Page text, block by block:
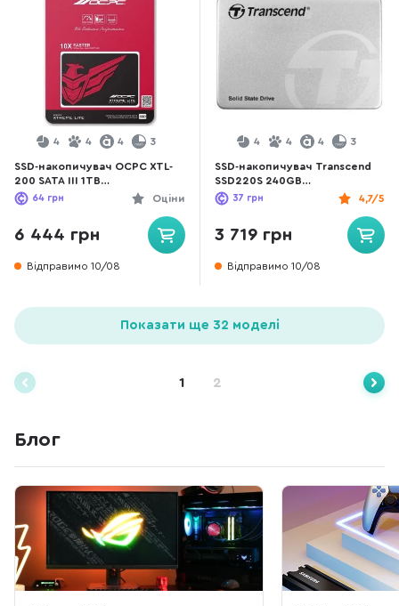
4 4 4 3
SSD-накопичувач OCPC XTL-
200 SATA III 1TB
(SSD25S3T1TBLT)
Оціни
64 грн
6 444 грн
Відправимо 10/08
4 4 4 3
SSD-накопичувач Transcend
SSD220S 240GB
(TS240GSSD220S)
4,7/5
37 грн
3 719 грн
Відправимо 10/08
Показати ще 32 моделі
1 2
Блог